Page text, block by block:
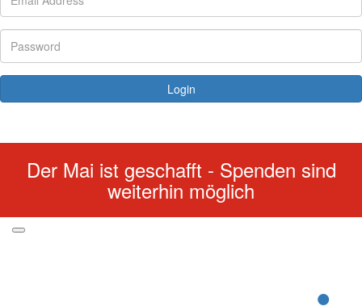
Login
Der Mai ist geschafft - Spenden sind
weiterhin möglich